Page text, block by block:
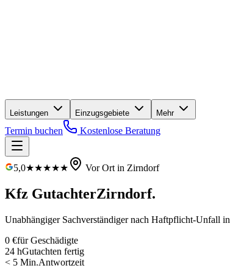
Leistungen Einzugsgebiete Mehr
Termin buchen Kostenlose Beratung
5,0★★★★★ Vor Ort in Zirndorf
Kfz GutachterZirndorf.
Unabhängiger Sachverständiger nach Haftpflicht-Unfall in
0 €für Geschädigte
24 hGutachten fertig
< 5 Min.Antwortzeit